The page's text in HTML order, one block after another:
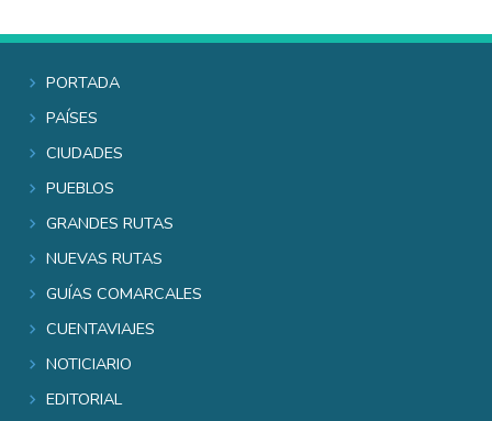
Portada
Países
Ciudades
Pueblos
Grandes rutas
Nuevas rutas
Guías comarcales
Cuentaviajes
Noticiario
Editorial